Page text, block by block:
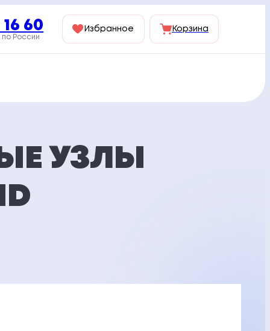
60
России
Избранное Корзина
УЗЛЫ